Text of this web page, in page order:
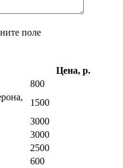
поле
Цена, р.
800
1500
3000
3000
2500
600